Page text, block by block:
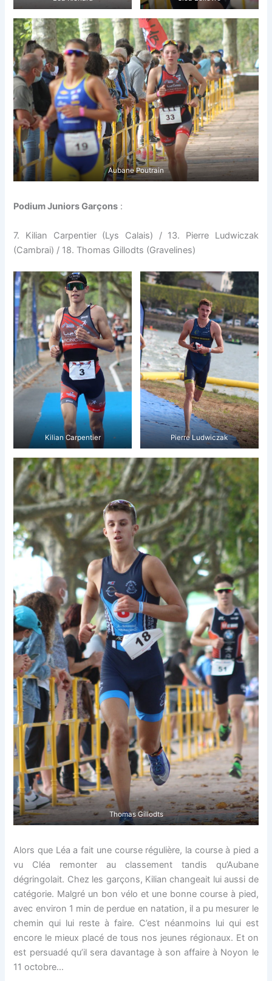
Aubane Poutrain
Podium Juniors Garçons :
7. Kilian Carpentier (Lys Calais) / 13. Pierre Ludwiczak
(Cambrai) / 18. Thomas Gillodts (Gravelines)
Kilian Carpentier Pierre Ludwiczak
Thomas Gillodts
Alors que Léa a fait une course régulière, la course à pied a
vu Cléa remonter au classement tandis qu’Aubane
dégringolait. Chez les garçons, Kilian changeait lui aussi de
catégorie. Malgré un bon vélo et une bonne course à pied,
avec environ 1 min de perdue en natation, il a pu mesurer le
chemin qui lui reste à faire. C’est néanmoins lui qui est
encore le mieux placé de tous nos jeunes régionaux. Et on
est persuadé qu’il sera davantage à son affaire à Noyon le
11 octobre…